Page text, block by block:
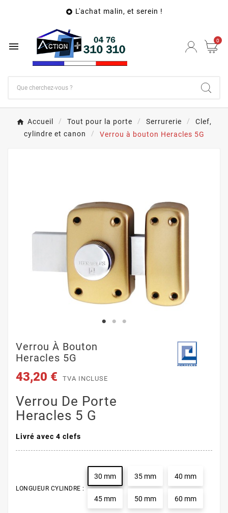
 L'achat malin, et serein !
 0
Accueil Tout pour la porte Serrurerie
Clef,
cylindre et canon
Verrou à bouton Heracles 5G
Verrou À Bouton
Heracles 5G
43,20 € TVA INCLUSE
Verrou De Porte
Heracles 5 G
Livré avec 4 clefs
LONGUEUR CYLINDRE :
30 mm 35 mm 40 mm
45 mm 50 mm 60 mm